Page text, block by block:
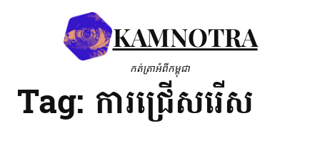
KAMNOTRA
កត់ត្រាអំពីកម្ពុជា
Tag: ការ​ជ្រើសរើស​